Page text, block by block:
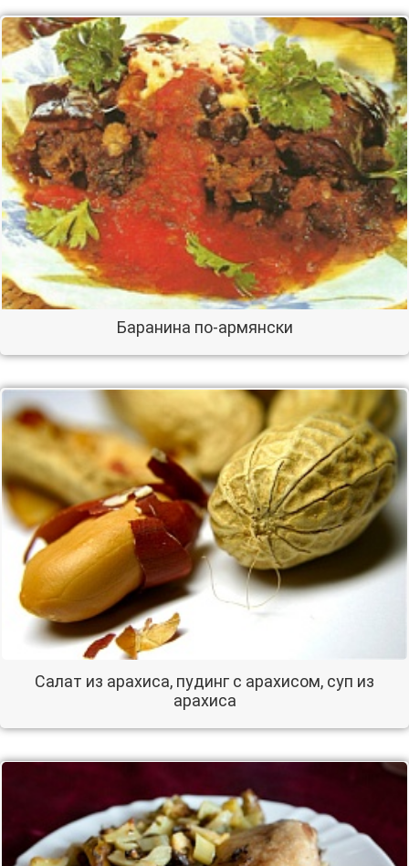
Баранина по-армянски
Салат из арахиса, пудинг с арахисом, суп из
арахиса